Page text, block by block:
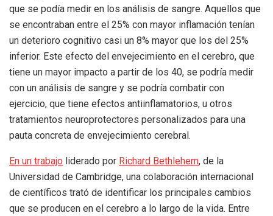
que se podía medir en los análisis de sangre. Aquellos que
se encontraban entre el 25% con mayor inflamación tenían
un deterioro cognitivo casi un 8% mayor que los del 25%
inferior. Este efecto del envejecimiento en el cerebro, que
tiene un mayor impacto a partir de los 40, se podría medir
con un análisis de sangre y se podría combatir con
ejercicio, que tiene efectos antiinflamatorios, u otros
tratamientos neuroprotectores personalizados para una
pauta concreta de envejecimiento cerebral.
En un trabajo liderado por Richard Bethlehem, de la
Universidad de Cambridge, una colaboración internacional
de científicos trató de identificar los principales cambios
que se producen en el cerebro a lo largo de la vida. Entre